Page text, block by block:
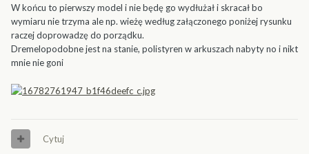
W końcu to pierwszy model i nie będę go wydłużał i skracał bo
wymiaru nie trzyma ale np. wieżę według załączonego poniżej rysunku
raczej doprowadzę do porządku.
Dremelopodobne jest na stanie, polistyren w arkuszach nabyty no i nikt
mnie nie goni
Cytuj